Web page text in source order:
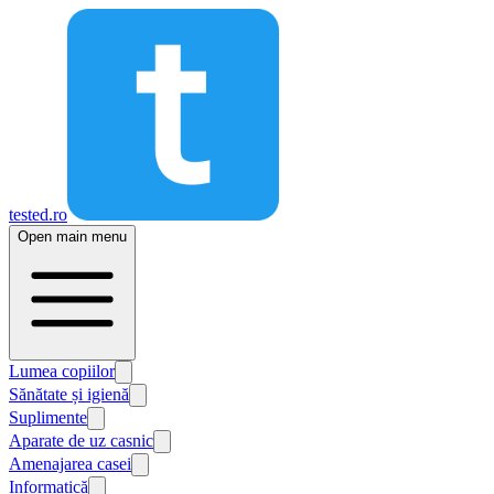
tested.ro
Open main menu
Lumea copiilor
Sănătate și igienă
Suplimente
Aparate de uz casnic
Amenajarea casei
Informatică